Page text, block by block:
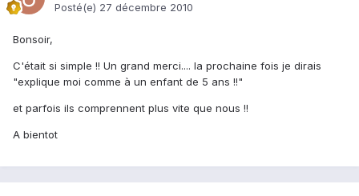
Posté(e) 27 décembre 2010
Bonsoir,
C'était si simple !! Un grand merci.... la prochaine fois je dirais
"explique moi comme à un enfant de 5 ans !!"
et parfois ils comprennent plus vite que nous !!
A bientot